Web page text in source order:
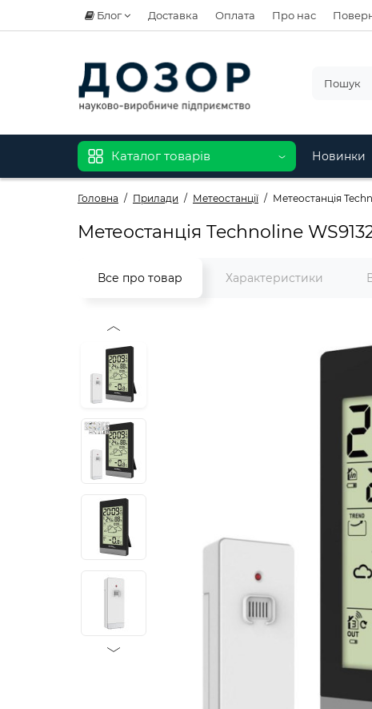
Блог Доставка Оплата Про нас
Каталог товарів Новинки
Головна Прилади Метеостанції Метеостанція
Метеостанція Technoline
Все про товар Характеристики